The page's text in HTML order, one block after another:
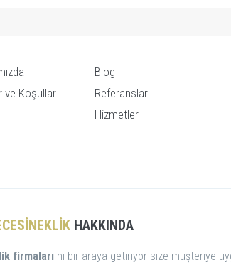
ve Koşullar
Blog
Referanslar
Hizmetler
HAKKINDA
firmaları nı bir araya getiriyor size müşteriye